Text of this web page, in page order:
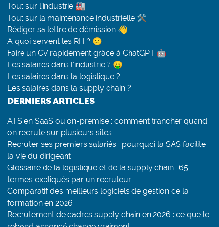
Tout sur l’industrie 🏭
Tout sur la maintenance industrielle 🛠
Rédiger sa lettre de démission 👋
A quoi servent les RH ? 😕
Faire un CV rapidement grâce à ChatGPT 🤖
Les salaires dans l’industrie ? 🤑
Les salaires dans la logistique ?
Les salaires dans la supply chain ?
DERNIERS ARTICLES
ATS en SaaS ou on-premise : comment trancher quand
on recrute sur plusieurs sites
Recruter ses premiers salariés : pourquoi la SAS facilite
la vie du dirigeant
Glossaire de la logistique et de la supply chain : 65
termes expliqués par un recruteur
Comparatif des meilleurs logiciels de gestion de la
formation en 2026
Recrutement de cadres supply chain en 2026 : ce que le